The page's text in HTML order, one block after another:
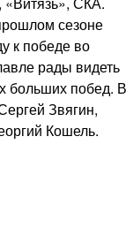
сезоне
к победе во
рады видеть
больших побед. В
Звягин,
Кошель.